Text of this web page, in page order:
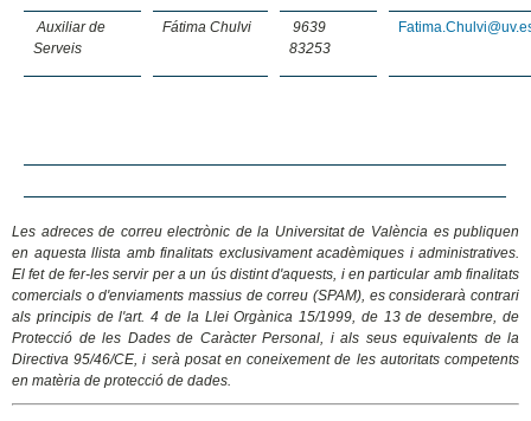
Auxiliar de
Serveis
Fátima Chulvi
9639
83253
Les adreces de correu electrònic de la Universitat de València es publiquen
en aquesta llista amb finalitats exclusivament acadèmiques i administratives.
El fet de fer-les servir per a un ús distint d'aquests, i en particular amb finalitats
comercials o d'enviaments massius de correu (SPAM), es considerarà contrari
als principis de l'art. 4 de la Llei Orgànica 15/1999, de 13 de desembre, de
Protecció de les Dades de Caràcter Personal, i als seus equivalents de la
Directiva 95/46/CE, i serà posat en coneixement de les autoritats competents
en matèria de protecció de dades.